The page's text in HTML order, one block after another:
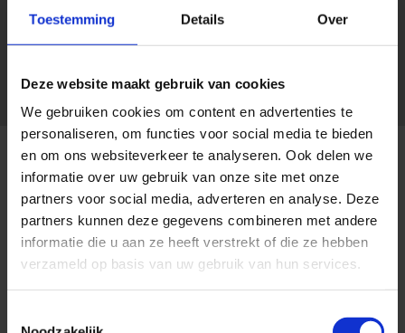
Toestemming Details Over
Deze website maakt gebruik van cookies
We gebruiken cookies om content en advertenties te
personaliseren, om functies voor social media te bieden
en om ons websiteverkeer te analyseren. Ook delen we
informatie over uw gebruik van onze site met onze
partners voor social media, adverteren en analyse. Deze
partners kunnen deze gegevens combineren met andere
informatie die u aan ze heeft verstrekt of die ze hebben
verzameld op basis van uw gebruik van hun services.
nemen wij direct contact op met de chirurg.
Op deze manier verloopt jouw revalidatie
veilig en sluit deze optimaal aan op het
Evolution fysiotherapie
Waardoor ontstaat een
capitellum fractuur?
Een capitellum fractuur ontstaat meestal door een